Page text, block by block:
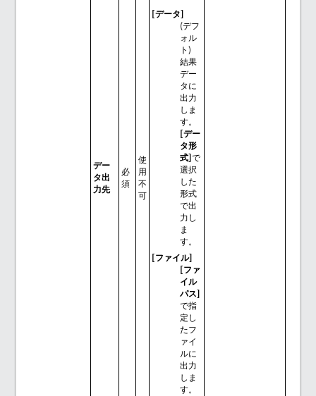
デー
タ出
力先
必
須
使
用
不
可
[データ]
(デフ
ォル
ト)
結果
デー
タに
出力
しま
す。
[デー
タ形
式]で
選択
した
形式
で出
力し
ま
す。
[ファイル]
[ファ
イル
パス]
で指
定し
たフ
ァイ
ルに
出力
しま
す。